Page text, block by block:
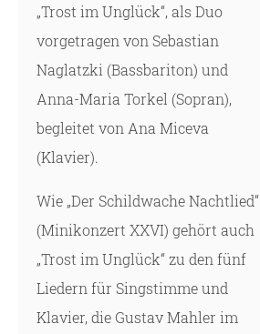
„Trost im Unglück“, als Duo
vorgetragen von Sebastian
Naglatzki (Bassbariton) und
Anna-Maria Torkel (Sopran),
begleitet von Ana Miceva
(Klavier).
Wie „Der Schildwache Nachtlied“
(Minikonzert XXVI) gehört auch
„Trost im Unglück“ zu den fünf
Liedern für Singstimme und
Klavier, die Gustav Mahler im